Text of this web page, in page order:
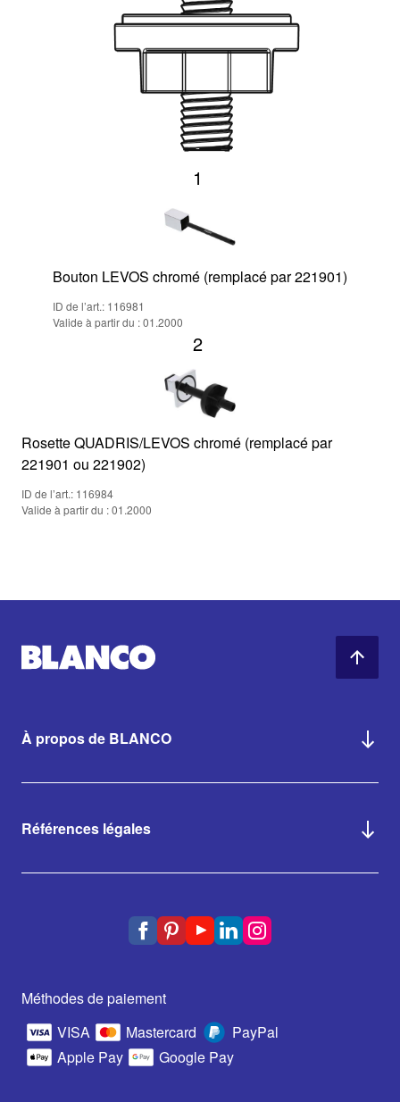
1
Bouton LEVOS chromé (remplacé par 221901)
ID de l’art.: 116981
Valide à partir du : 01.2000
2
Rosette QUADRIS/LEVOS chromé (remplacé par
221901 ou 221902)
ID de l’art.: 116984
Valide à partir du : 01.2000
À propos de BLANCO
Références légales
Méthodes de paiement
VISA
Mastercard
PayPal
Apple Pay
Google Pay